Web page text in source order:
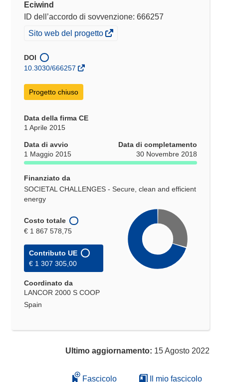
Eciwind
ID dell’accordo di sovvenzione: 666257
(si
una
nuova
Sito web del progetto
DOI
10.3030/666257
Progetto chiuso
Data della firma CE
1 Aprile 2015
Data di avvio
1 Maggio 2015
Data di completamento
30 Novembre 2018
Finanziato da
SOCIETAL CHALLENGES - Secure, clean and efficient
energy
Costo totale
€ 1 867 578,75
Contributo UE
€ 1 307 305,00
Coordinato da
LANCOR 2000 S COOP
Spain
Ultimo aggiornamento: 15 Agosto 2022
Fascicolo Il mio fascicolo